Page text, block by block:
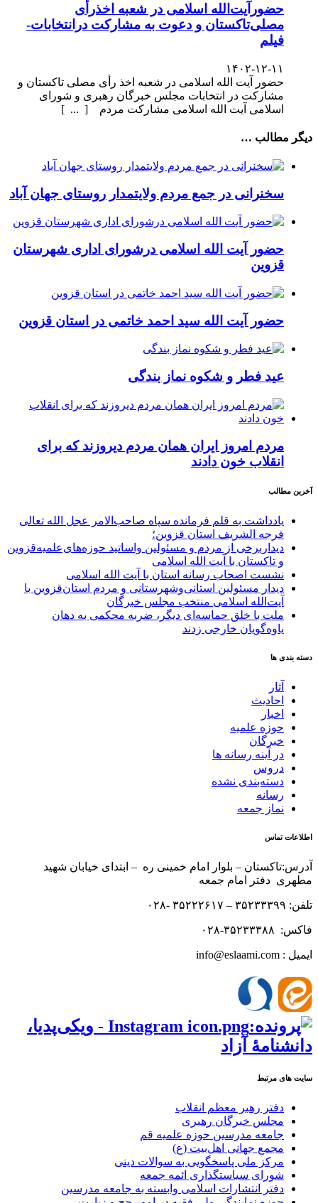
حضورآیت‌الله اسلامی در شعبه اخذرأی
مصلی‌تاکستان و دعوت به مشارکت درانتخابات-
فیلم
۱۴۰۲-۱۲-۱۱
حضور آیت الله اسلامی در شعبه اخذ رأی مصلی تاکستان و
مشارکت در انتخابات مجلس خبرگان رهبری و شورای
اسلامی آیت الله اسلامی مشارکت مردم [ ... ]
دیگر مطالب …
سخنرانی در جمع مردم ولایتمدار روستای جهان آباد
حضور آیت الله اسلامی درشورای اداری شهرستان
قزوین
حضور آیت الله سید احمد خاتمی در استان قزوین
عید فطر و شکوه نماز بندگی
مردم امروز ایران همان مردم دیروزند که برای
انقلاب خون دادند
آخرین مطالب
یادداشت به قلم فرمانده سپاه صاحب‌الامر عجل الله تعالی
فرجه الشریف استان قزوین؛
دیداربرخی از مردم و مسئولین واساتید حوزه‌های‌علمیه‌قزوین
و تاکستان با آیت الله اسلامی
نشست اصحاب رسانه استان با آیت الله اسلامی
دیدار مسئولین استانی‌وشهرستانی و مردم‌ استان‌قزوین با
آیت‌الله‌ اسلامی منتخب مجلس‌ خبرگان
ملت با خلق حماسه‌ای دیگر، ضربه محکمی به دهان
یاوه‌گویان خارجی زدند
دسته بندی ها
آثار
احادیث
اخبار
حوزه علمیه
خبرگان
در آینه رسانه ها
دروس
دسته‌بندی نشده
رسانه
نماز جمعه
اطلاعات تماس
آدرس:تاکستان – بلوار امام خمینی ره – ابتدای خیابان شهید
مطهری دفتر امام جمعه
تلفن: ۳۵۲۳۳۳۹۹ – ۳۵۲۲۲۶۱۷ -۰۲۸
فاکس: ۳۵۲۳۳۳۸۸-۰۲۸
ایمیل : info@eslaami.com
سایت های مرتبط
دفتر رهبر معظم انقلاب
مجلس خبرگان رهبری
جامعه مدرسین حوزه علمیه قم
مجمع جهانی اهل‌بیت (ع)
مرکز ملی پاسخگویی به سوالات دینی
شورای سیاستگذاری ائمه جمعه
دفتر انتشارات اسلامی وابسته به جامعه مدرسین